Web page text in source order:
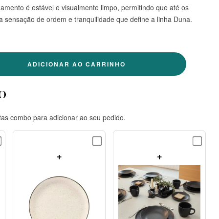
é estável e visualmente limpo, permitindo que até os
sensação de ordem e tranquilidade que define a linha Duna.
ADICIONAR AO CARRINHO
combo para adicionar ao seu pedido.
+ +